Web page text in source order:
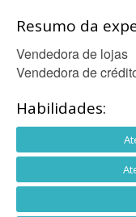
Resumo da
Vendedora de lojas
Vendedora de
Habilidades: